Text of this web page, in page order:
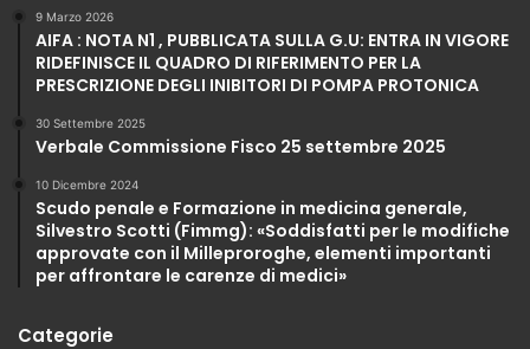
9 Marzo 2026
AIFA : NOTA N1 , PUBBLICATA SULLA G.U: ENTRA IN VIGORE
RIDEFINISCE IL QUADRO DI RIFERIMENTO PER LA
PRESCRIZIONE DEGLI INIBITORI DI POMPA PROTONICA
30 Settembre 2025
Verbale Commissione Fisco 25 settembre 2025
10 Dicembre 2024
Scudo penale e Formazione in medicina generale,
Silvestro Scotti (Fimmg): «Soddisfatti per le modifiche
approvate con il Milleproroghe, elementi importanti
per affrontare le carenze di medici»
Categorie